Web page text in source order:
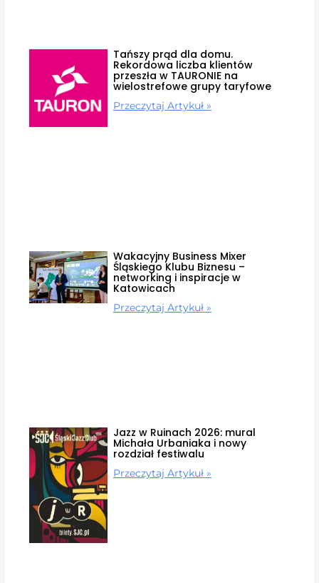
Tańszy prąd dla domu.
Rekordowa liczba klientów
przeszła w TAURONIE na
wielostrefowe grupy taryfowe
Przeczytaj Artykuł »
Wakacyjny Business Mixer
Śląskiego Klubu Biznesu –
networking i inspiracje w
Katowicach
Przeczytaj Artykuł »
Jazz w Ruinach 2026: mural
Michała Urbaniaka i nowy
rozdział festiwalu
Przeczytaj Artykuł »